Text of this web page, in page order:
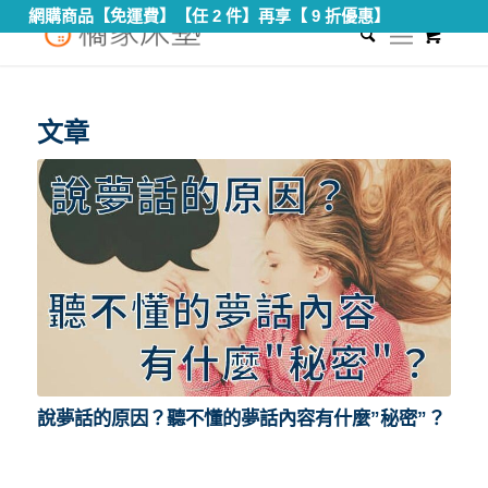
網購商品【免運費】【任 2 件】再享【 9 折優惠】
您現在的位置： 首頁 /一直說夢話
文章
說夢話的原因？聽不懂的夢話內容有什麼”秘密”？